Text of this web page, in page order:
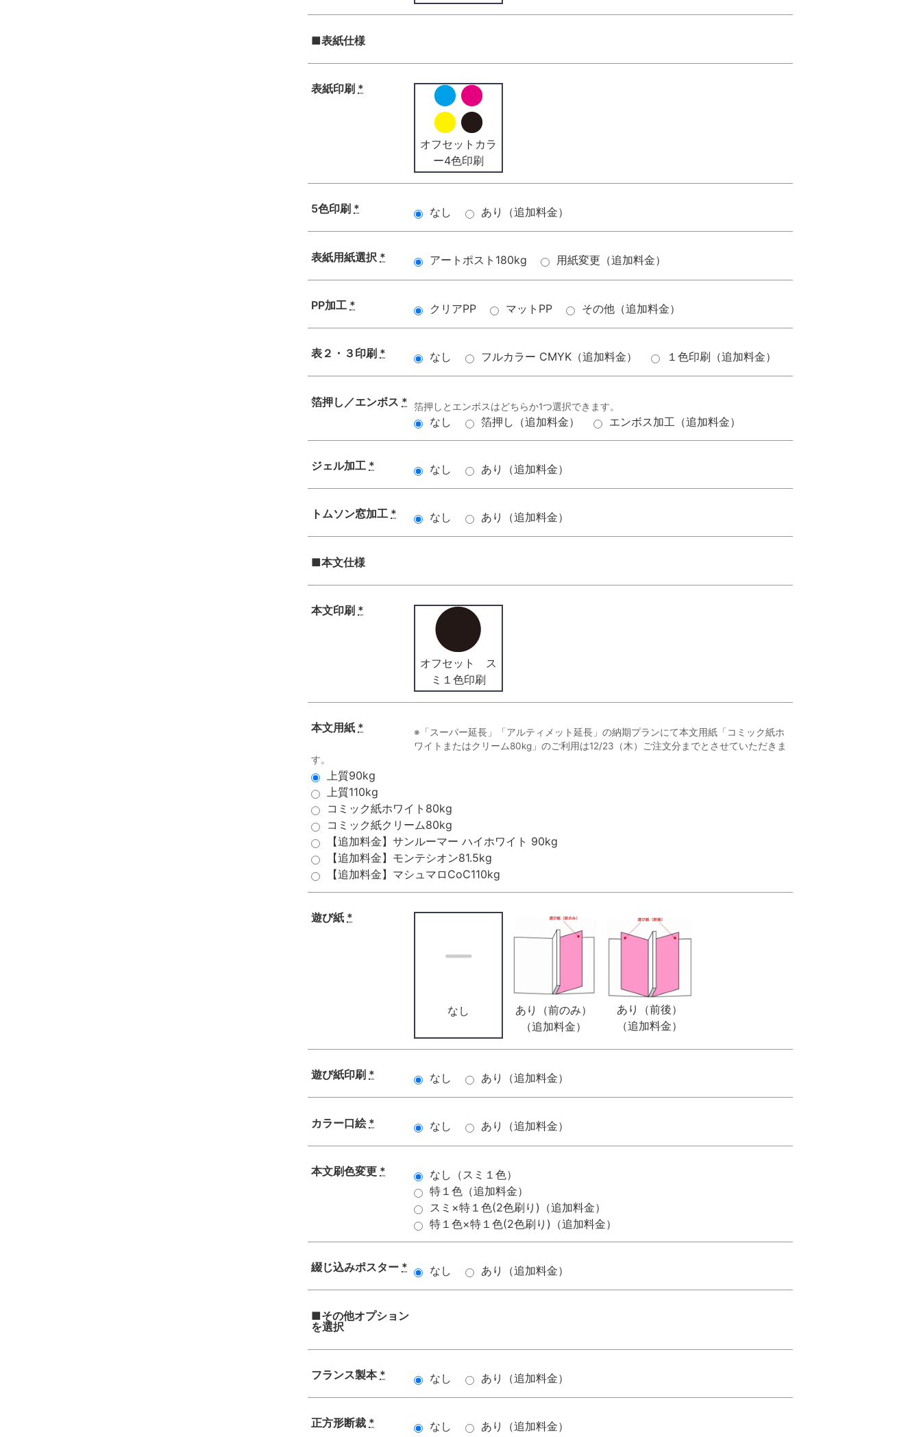
■表紙仕様
表紙印刷 *
オフセットカラ
ー4色印刷
5色印刷 * なし あり（追加料金）
表紙用紙選択 * アートポスト180kg 用紙変更（追加料金）
PP加工 * クリアPP マットPP その他（追加料金）
表２・３印刷 * なし フルカラー CMYK（追加料金） １色印刷（追加料金）
箔押し／エンボス * 箔押しとエンボスはどちらか1つ選択できます。
なし 箔押し（追加料金） エンボス加工（追加料金）
ジェル加工 * なし あり（追加料金）
トムソン窓加工 * なし あり（追加料金）
■本文仕様
本文印刷 *
オフセット ス
ミ１色印刷
本文用紙 *
※「スーパー延長」「アルティメット延長」の納期プランにて本文用紙「コミック紙ホ
ワイトまたはクリーム80kg」のご利用は12/23（木）ご注文分までとさせていただきま
す。
上質90kg
上質110kg
コミック紙ホワイト80kg
コミック紙クリーム80kg
【追加料金】サンルーマー ハイホワイト 90kg
【追加料金】モンテシオン81.5kg
【追加料金】マシュマロCoC110kg
遊び紙 *
なし
あり（前のみ）
（追加料金）
あり（前後）
（追加料金）
遊び紙印刷 * なし あり（追加料金）
カラー口絵 * なし あり（追加料金）
本文刷色変更 *
なし（スミ１色）
特１色（追加料金）
スミ×特１色(2色刷り)（追加料金）
特１色×特１色(2色刷り)（追加料金）
綴じ込みポスター * なし あり（追加料金）
■その他オプション
を選択
フランス製本 * なし あり（追加料金）
正方形断裁 * なし あり（追加料金）